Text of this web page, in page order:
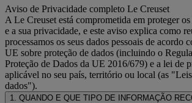
Aviso de Privacidade completo Le Creuset
A Le Creuset está comprometida em proteger os
e a sua privacidade, e este aviso explica como
processamos os seus dados pessoais de acordo
UE sobre proteção de dados (incluindo o
Proteção de Dados da UE 2016/679) e a lei de
aplicável no seu país, território ou local (as
dados").
1. QUANDO E QUE TIPO DE INFORMAÇÃO